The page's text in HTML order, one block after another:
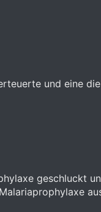
und eine
geschluckt